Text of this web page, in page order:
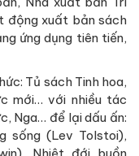
động xuất bản sách
ứng dụng tiên tiến,
Tủ sách Tinh hoa,
mới… với nhiều tác
Nga… để lại dấu ấn:
sống (Lev Tolstoi),